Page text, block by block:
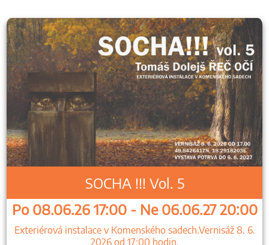
SOCHA !!! Vol. 5
Po 08.06.26 17:00 - Ne 06.06.27 20:00
Exteriérová instalace v Komenského sadech.Vernisáž 8. 6.
2026 od 17:00 hodin.